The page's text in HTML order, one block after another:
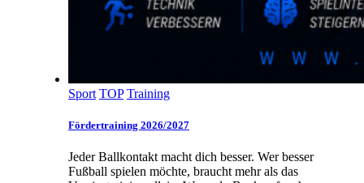
Sport TOP Training
Fördertraining 2026/2027
Jeder Ballkontakt macht dich besser. Wer besser
Fußball spielen möchte, braucht mehr als das